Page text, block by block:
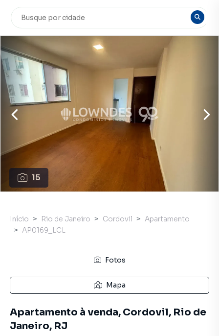
15
Início Rio de Janeiro Cordovil
Apartamento
AP0169_LCL
Fotos
Mapa
Apartamento à venda, Cordovil, Rio de
Janeiro, RJ